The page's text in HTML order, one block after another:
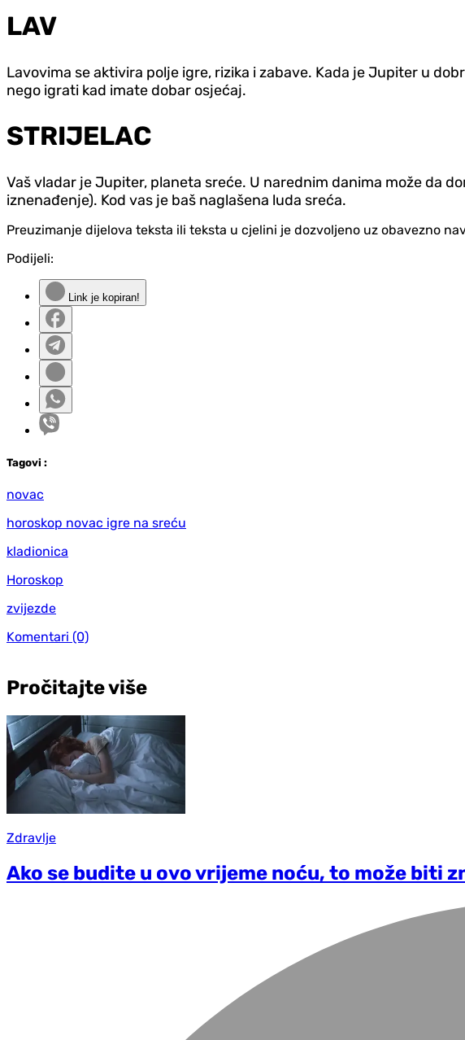
LAV
Lavovima se aktivira polje igre, rizika i zabave. Kada je Jupiter u
nego igrati kad imate dobar osjećaj.
STRIJELAC
Vaš vladar je Jupiter, planeta sreće. U narednim danima može da
iznenađenje). Kod vas je baš naglašena luda sreća.
Preuzimanje dijelova teksta ili teksta u cjelini je dozvoljeno uz obavezno
Podijeli:
Link je kopiran!
Tagovi :
novac
horoskop novac igre na sreću
kladionica
Horoskop
zvijezde
Komentari (0)
Pročitajte više
Zdravlje
Ako se budite u ovo vrijeme noću, to može biti